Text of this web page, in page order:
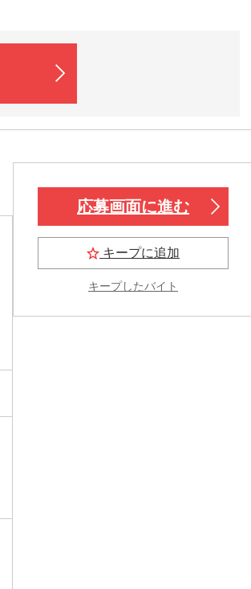
応募画面に進む
キープに追加
キープしたバイト